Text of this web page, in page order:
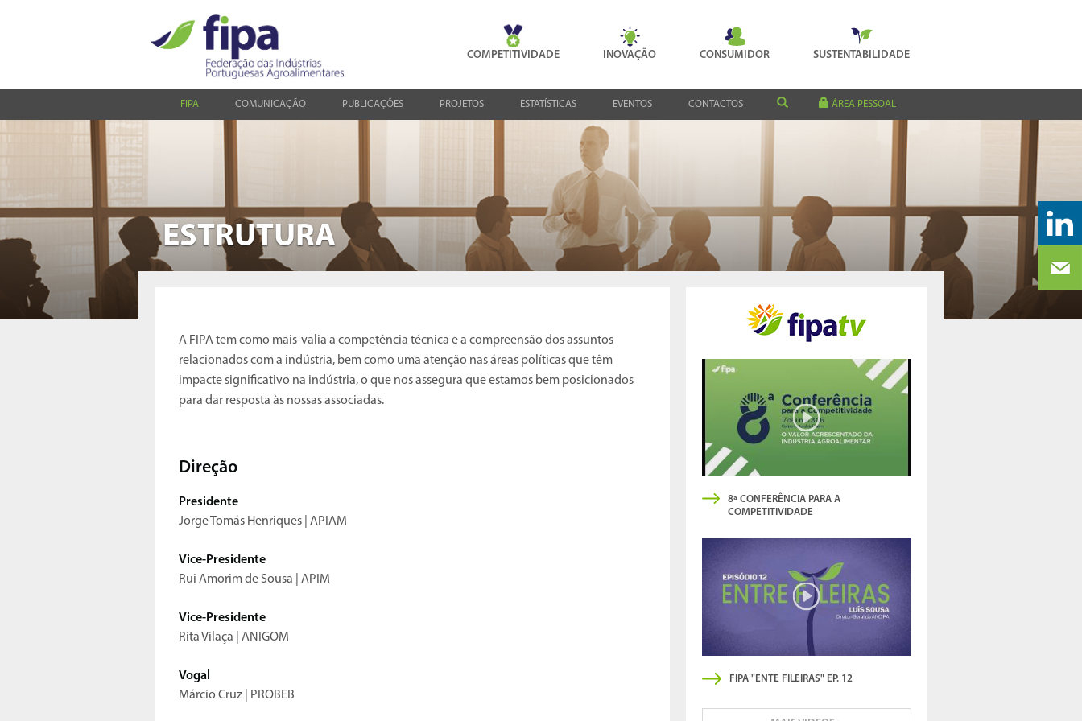
COMPETITIVIDADE INOVAÇÃO CONSUMIDOR SUSTENTABILIDADE
FIPA COMUNICAÇÃO PUBLICAÇÕES PROJETOS ESTATÍSTICAS EVENTOS CONTACTOS ÁREA PESSOAL
ESTRUTURA
A FIPA tem como mais-valia a competência técnica e a compreensão dos assuntos
relacionados com a indústria, bem como uma atenção nas áreas políticas que têm
impacte significativo na indústria, o que nos assegura que estamos bem posicionados
para dar resposta às nossas associadas.
Direção
Presidente
Jorge Tomás Henriques | APIAM
Vice-Presidente
Rui Amorim de Sousa | APIM
Vice-Presidente
Rita Vilaça | ANIGOM
Vogal
​Márcio Cruz | PROBEB
8ª CONFERÊNCIA PARA A
COMPETITIVIDADE
FIPA "ENTE FILEIRAS" EP. 12